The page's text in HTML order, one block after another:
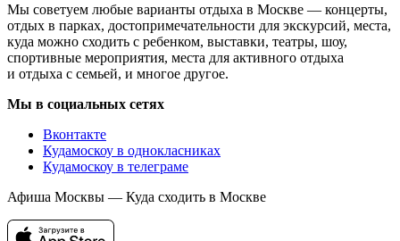
Мы советуем любые варианты отдыха в Москве — концерты,
отдых в парках, достопримечательности для экскурсий, места,
куда можно сходить с ребенком, выставки, театры, шоу,
спортивные мероприятия, места для активного отдыха
и отдыха с семьей, и многое другое.
Мы в социальных сетях
Вконтакте
Кудамоскоу в однокласниках
Кудамоскоу в телеграме
Афиша Москвы — Куда сходить в Москве